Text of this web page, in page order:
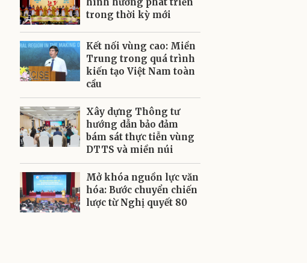
trong thời kỳ mới
Kết nối vùng cao: Miền
Trung trong quá trình
kiến tạo Việt Nam toàn
cầu
Xây dựng Thông tư
hướng dẫn bảo đảm
bám sát thực tiễn vùng
DTTS và miền núi
Mở khóa nguồn lực văn
hóa: Bước chuyển chiến
lược từ Nghị quyết 80